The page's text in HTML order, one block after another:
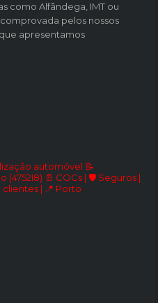
como Alfândega, IMT ou
pelos nossos
apresentamos
automóvel 📝
(4752I8) 📄 COCs | 🛡️ Seguros |
clientes | 📍 Porto